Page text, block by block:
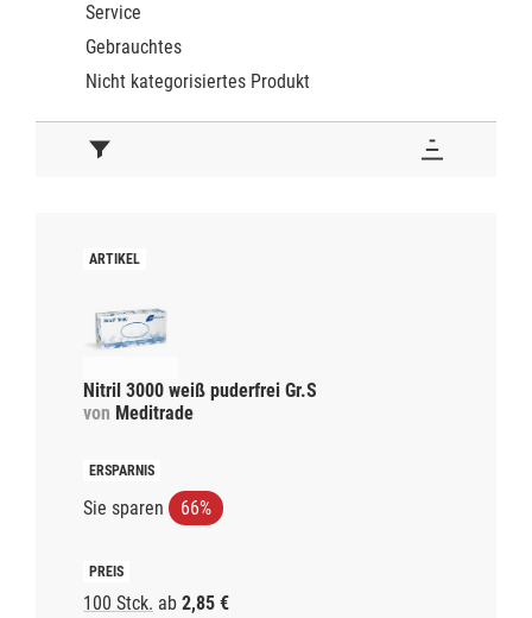
Service
Gebrauchtes
Nicht kategorisiertes Produkt
Nitril 3000 weiß puderfrei Gr.S
von Meditrade
Sie sparen 66%
100 Stck. ab 2,85 €